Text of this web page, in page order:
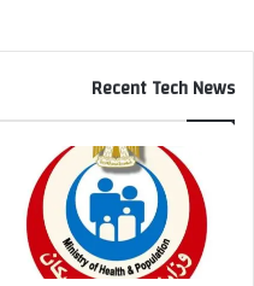
Recent Tech News